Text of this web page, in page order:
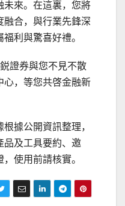
未來。在這裏，您將
融合，與行業先鋒深
利與驚喜好禮。
證券與您不見不散
，等您共啓金融新
據公開資訊整理，
品及工具要約、邀
使用前請核實。